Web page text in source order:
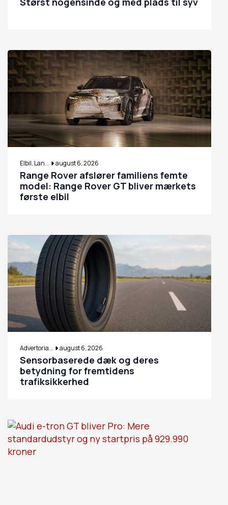
Elbil, Lan... august 6, 2026
Range Rover afslører familiens femte
model: Range Rover GT bliver mærkets
første elbil
Advertoria... august 6, 2026
Sensorbaserede dæk og deres
betydning for fremtidens
trafiksikkerhed